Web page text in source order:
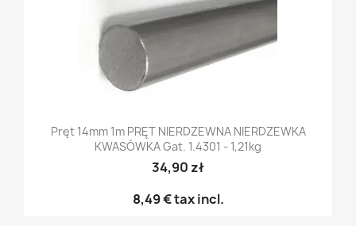
Pręt 14mm 1m PRĘT NIERDZEWNA NIERDZEWKA
KWASÓWKA Gat. 1.4301 - 1,21kg
34,90 zł
8,49 €tax incl.